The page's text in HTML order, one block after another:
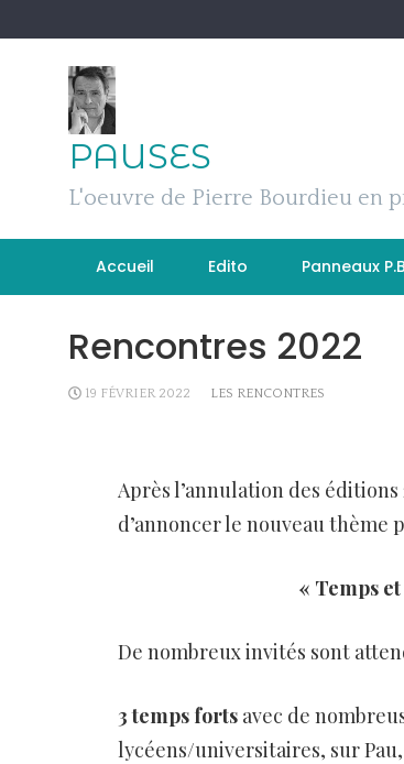
to
PAUSES
L'oeuvre de Pierre Bourdieu en
Accueil Edito Panneaux
Rencontres 2022
19 FÉVRIER 2022 LES RENCONTRES
Après l’annulation des
d’annoncer le nouveau thème
« Temps
De nombreux invités sont
3 temps forts avec de
lycéens/universitaires, sur